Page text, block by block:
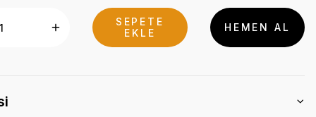
SEPETE
EKLE
HEMEN AL